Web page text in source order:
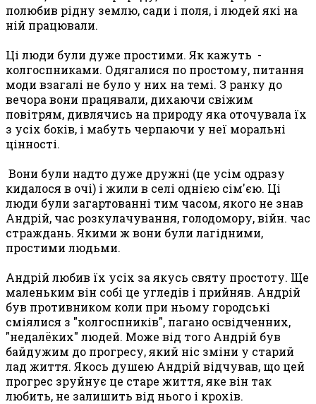
полюбив рідну землю, сади і поля, і людей які на
ній працювали.
Ці люди були дуже простими. Як кажуть -
колгоспниками. Одягалися по простому, питання
моди взагалі не було у них на темі. З ранку до
вечора вони працявали, дихаючи свіжим
повітрям, дивлячись на природу яка оточувала їх
з усіх боків, і мабуть черпаючи у неї моральні
цінності.
Вони були надто дуже дружні (це усім одразу
кидалося в очі) і жили в селі однією сім'єю. Ці
люди були загартованні тим часом, якого не знав
Андрій, час розкулачування, голодомору, війн. час
страждань. Якими ж вони були лагідними,
простими людьми.
Андрій любив їх усіх за якусь святу простоту. Ще
маленьким він собі це угледів і прийняв. Андрій
був противником коли при ньому городські
сміялися з "колгоспників", пагано освідченних,
"недалёких" людей. Може від того Андрій був
байдужим до прогресу, який ніс зміни у старий
лад життя. Якось душею Андрій відчував, що цей
прогрес зруйнує це старе життя, яке він так
любить, не залишить від нього і крохів.